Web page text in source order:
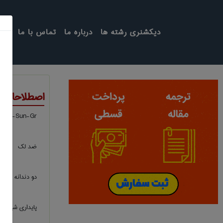
تماس با ما درباره ما دیکشنری رشته ها
اصطلاحات
Al-Sun-Gr
ضد لک
دو دندانه
پایداری شیمیایی